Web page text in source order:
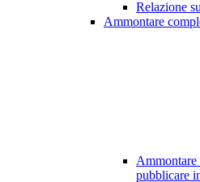
Relazione
Ammontare
Ammontare
pubblicare